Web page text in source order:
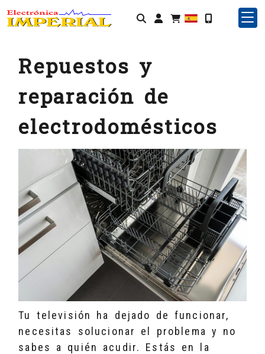
Identifícate
Repuestos y
reparación de
electrodomésticos
Tu televisión ha dejado de funcionar,
necesitas solucionar el problema y no
sabes a quién acudir. Estás en la